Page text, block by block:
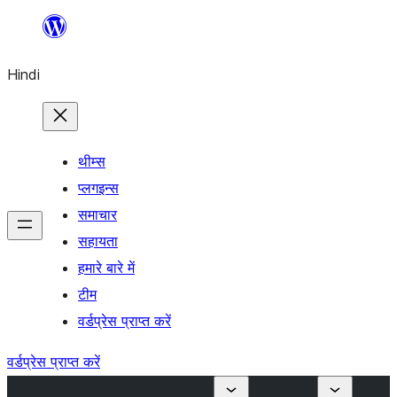
सामग्री
जाएं
Hindi
थीम्स
प्लगइन्स
समाचार
सहायता
हमारे बारे में
टीम
वर्डप्रेस प्राप्त करें
वर्डप्रेस प्राप्त करें